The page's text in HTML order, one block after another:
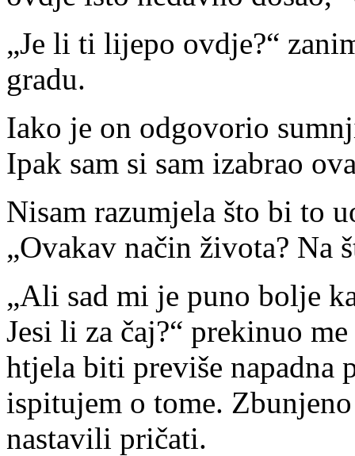
„Je li ti lijepo ovdje?“
gradu.
Iako je on odgovorio
Ipak sam si sam izabrao
Nisam razumjela što bi to
„Ovakav način života? Na
„Ali sad mi je puno bolje
Jesi li za čaj?“ prekinuo
htjela biti previše napadna
ispitujem o tome.
nastavili pričati.